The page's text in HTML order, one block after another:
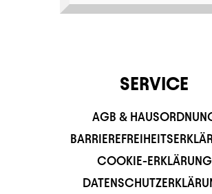
SERVICE
AGB &
COOKIE-ERKLÄRUNG